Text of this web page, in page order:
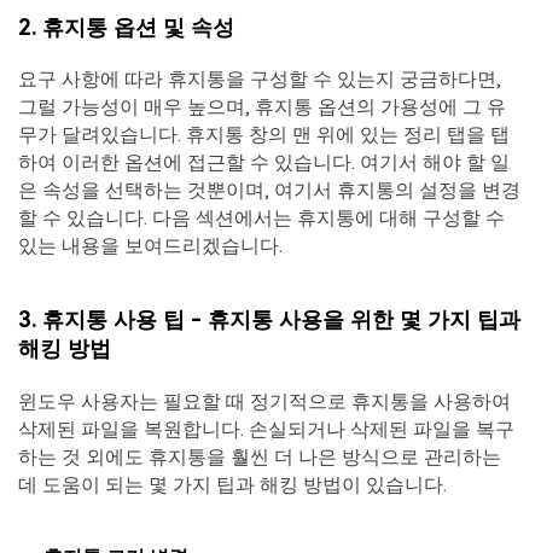
2. 휴지통 옵션 및 속성
요구 사항에 따라 휴지통을 구성할 수 있는지 궁금하다면,
그럴 가능성이 매우 높으며, 휴지통 옵션의 가용성에 그 유
무가 달려있습니다. 휴지통 창의 맨 위에 있는 정리 탭을 탭
하여 이러한 옵션에 접근할 수 있습니다. 여기서 해야 할 일
은 속성을 선택하는 것뿐이며, 여기서 휴지통의 설정을 변경
할 수 있습니다. 다음 섹션에서는 휴지통에 대해 구성할 수
있는 내용을 보여드리겠습니다.
3. 휴지통 사용 팁 - 휴지통 사용을 위한 몇 가지 팁과
해킹 방법
윈도우 사용자는 필요할 때 정기적으로 휴지통을 사용하여
삭제된 파일을 복원합니다. 손실되거나 삭제된 파일을 복구
하는 것 외에도 휴지통을 훨씬 더 나은 방식으로 관리하는
데 도움이 되는 몇 가지 팁과 해킹 방법이 있습니다.